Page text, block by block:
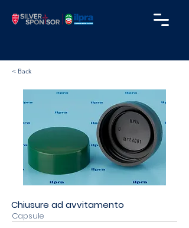
< Back
Chiusure ad avvitamento
Capsule